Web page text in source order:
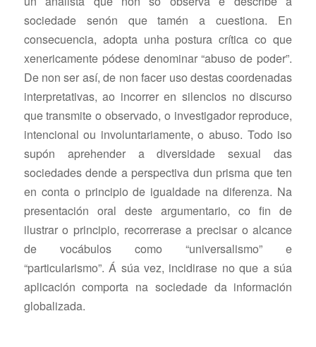
sociedade senón que tamén a cuestiona. En
consecuencia, adopta unha postura crítica co que
xenericamente pódese denominar “abuso de poder”.
De non ser así, de non facer uso destas coordenadas
interpretativas, ao incorrer en silencios no discurso
que transmite o observado, o investigador reproduce,
intencional ou involuntariamente, o abuso. Todo iso
supón aprehender a diversidade sexual das
sociedades dende a perspectiva dun prisma que ten
en conta o principio de igualdade na diferenza. Na
presentación oral deste argumentario, co fin de
ilustrar o principio, recorrerase a precisar o alcance
de vocábulos como “universalismo” e
“particularismo”. Á súa vez, incidirase no que a súa
aplicación comporta na sociedade da información
globalizada.